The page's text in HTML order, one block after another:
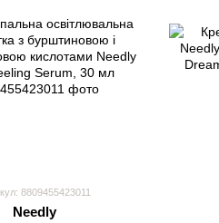
8809455423011
Needly